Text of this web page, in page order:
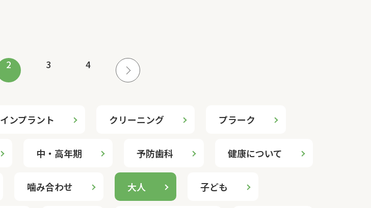
2 3 4
インプラント クリーニング プラーク
中・高年期 予防歯科 健康について
噛み合わせ 大人 子ども